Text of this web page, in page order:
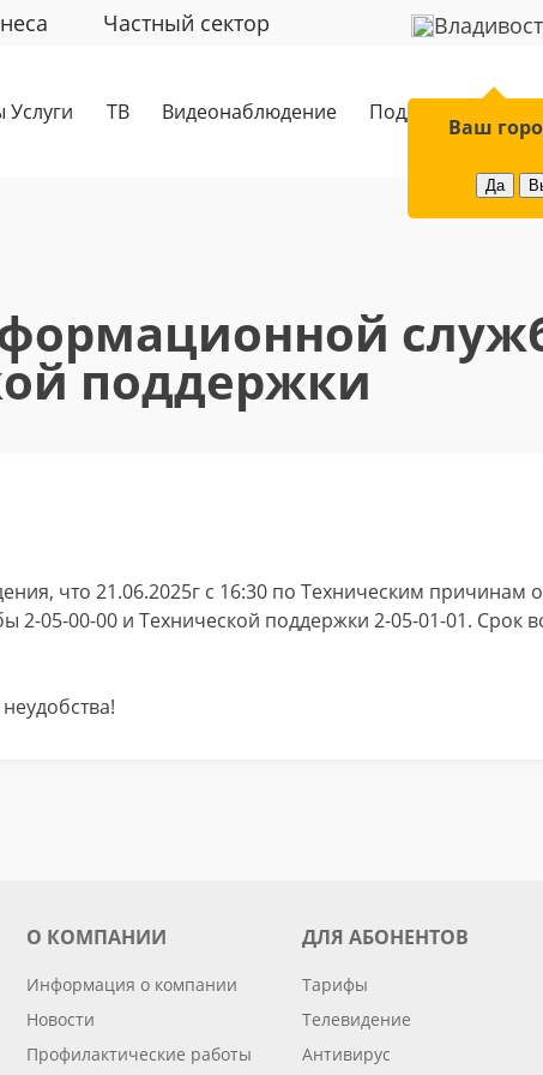
Частный сектор
Ваш
Да
Услуги ТВ Видеонаблюдение Поддержка
поддержки
что 21.06.2025г с 16:30 по Техническим причинам
05-00-00 и Технической поддержки 2-05-01-01. Срок
О КОМПАНИИ
Информация о компании
Новости
Профилактические работы
ДЛЯ АБОНЕНТОВ
Тарифы
Телевидение
Антивирус